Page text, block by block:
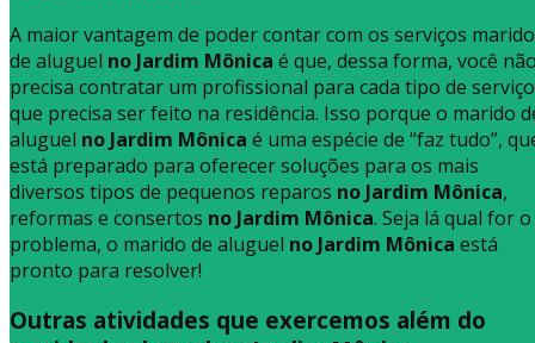
A maior vantagem de poder contar com os serviços marido
de aluguel no Jardim Mônica é que, dessa forma, você
precisa contratar um profissional para cada tipo de serviço
que precisa ser feito na residência. Isso porque o marido
aluguel no Jardim Mônica é uma espécie de “faz tudo”,
está preparado para oferecer soluções para os mais
diversos tipos de pequenos reparos no Jardim Mônica,
reformas e consertos no Jardim Mônica. Seja lá qual for o
problema, o marido de aluguel no Jardim Mônica está
pronto para resolver!
Outras atividades que exercemos além do